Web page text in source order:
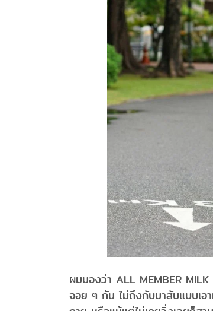
ผมมองว่า ALL MEMBER
จอย ๆ กัน ไม่ถึงกับมาสับแบบเอา